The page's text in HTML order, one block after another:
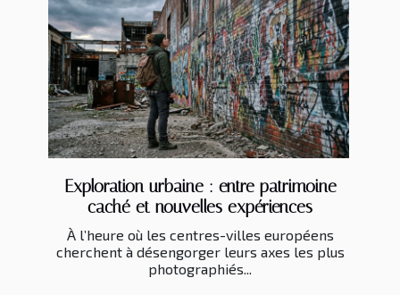
Exploration urbaine : entre patrimoine
caché et nouvelles expériences
À l’heure où les centres-villes européens
cherchent à désengorger leurs axes les plus
photographiés...